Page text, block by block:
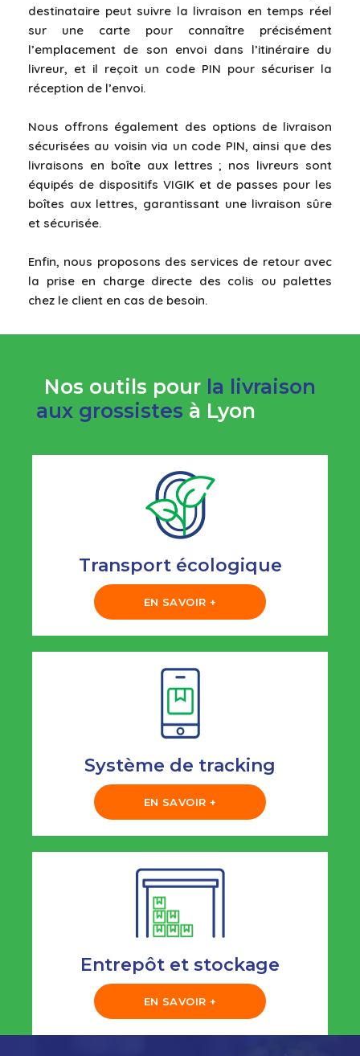
destinataire peut suivre la livraison en temps réel
sur une carte pour connaître précisément
l’emplacement de son envoi dans l’itinéraire du
livreur, et il reçoit un code PIN pour sécuriser la
réception de l’envoi.
Nous offrons également des options de livraison
sécurisées au voisin via un code PIN, ainsi que des
livraisons en boîte aux lettres ; nos livreurs sont
équipés de dispositifs VIGIK et de passes pour les
boîtes aux lettres, garantissant une livraison sûre
et sécurisée.
Enfin, nous proposons des services de retour avec
la prise en charge directe des colis ou palettes
chez le client en cas de besoin.
Nos outils pour la livraison
aux grossistes à Lyon
Transport écologique
EN SAVOIR +
Système de tracking
EN SAVOIR +
Entrepôt et stockage
EN SAVOIR +